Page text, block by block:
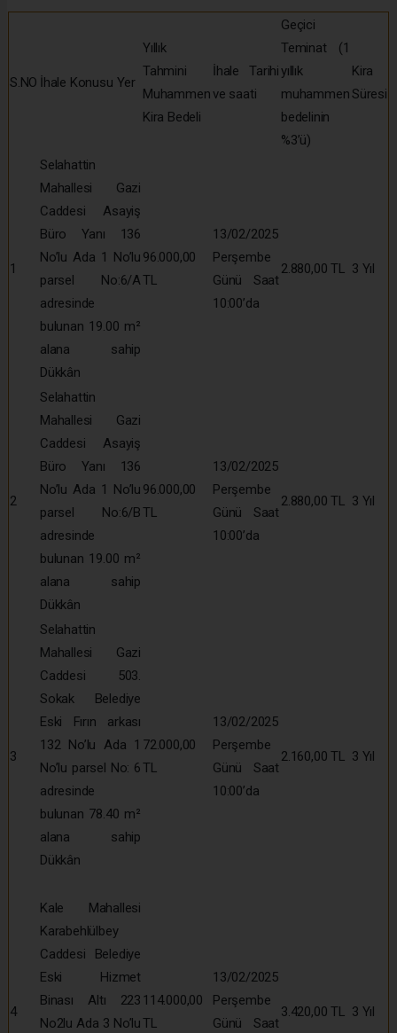
S.NO İhale Konusu Yer
Yıllık
Tahmini
Muhammen
Kira Bedeli
İhale Tarihi
ve saati
Geçici
Teminat (1
yıllık
muhammen
bedelinin
%3’ü)
Kira
Süresi
1
Selahattin
Mahallesi Gazi
Caddesi Asayiş
Büro Yanı 136
No’lu Ada 1 No’lu
parsel No:6/A
adresinde
bulunan 19.00 m²
alana sahip
Dükkân
96.000,00
TL
13/02/2025
Perşembe
Günü Saat
10:00’da
2.880,00 TL 3 Yıl
2
Selahattin
Mahallesi Gazi
Caddesi Asayiş
Büro Yanı 136
No’lu Ada 1 No’lu
parsel No:6/B
adresinde
bulunan 19.00 m²
alana sahip
Dükkân
96.000,00
TL
13/02/2025
Perşembe
Günü Saat
10:00’da
2.880,00 TL 3 Yıl
3
Selahattin
Mahallesi Gazi
Caddesi 503.
Sokak Belediye
Eski Fırın arkası
132 No’lu Ada 1
No’lu parsel No: 6
adresinde
bulunan 78.40 m²
alana sahip
Dükkân
72.000,00
TL
13/02/2025
Perşembe
Günü Saat
10:00’da
2.160,00 TL 3 Yıl
4
Kale Mahallesi
Karabehlülbey
Caddesi Belediye
Eski Hizmet
Binası Altı 223
No2lu Ada 3 No’lu
114.000,00
TL
13/02/2025
Perşembe
Günü Saat
3.420,00 TL 3 Yıl